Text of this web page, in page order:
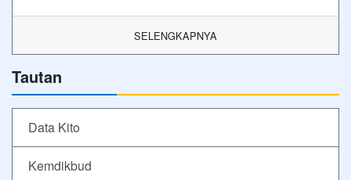
SELENGKAPNYA
Tautan
Data Kito
Kemdikbud